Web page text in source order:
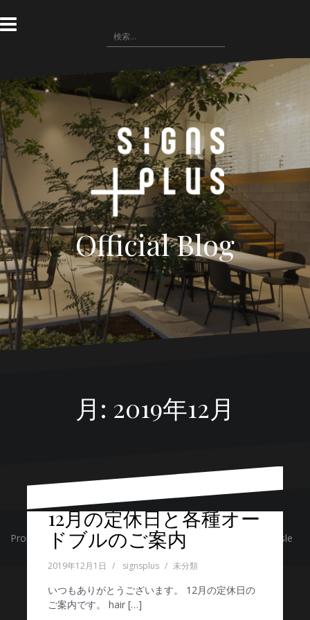
ン
テ
ス
キ
ッ
プ
検
索:
Official Blog
月: 2019年12月
12月の定休日と各種オー
ドブルのご案内
2019年12月1日 signsplus 未分類
いつもありがとうございます。 12月の定休日の
ご案内です。 hair […]
Proudly powered by WordPress|テーマ: by Themeisle